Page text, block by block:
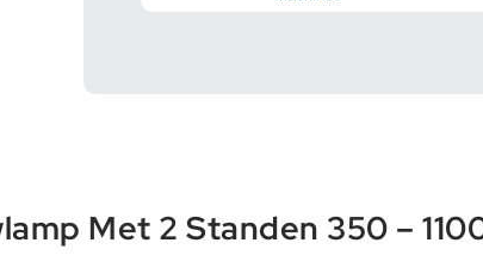
Met 2 Standen 350 –